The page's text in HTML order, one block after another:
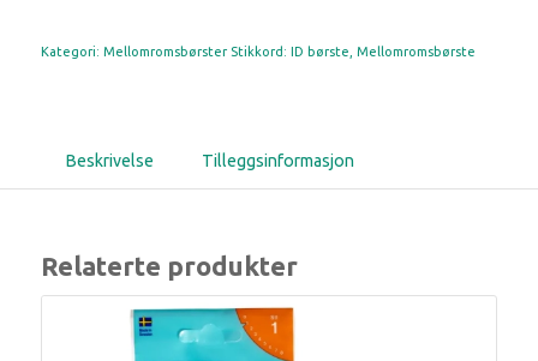
Kategori: Mellomromsbørster Stikkord: ID børste Mellomromsbørste
Beskrivelse Tilleggsinformasjon
Relaterte produkter